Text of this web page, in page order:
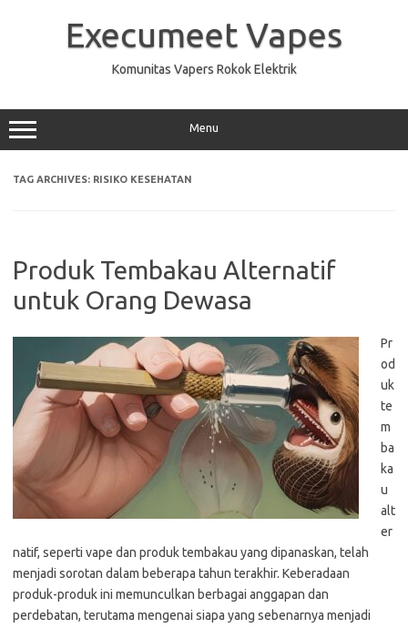
Execumeet Vapes
Komunitas Vapers Rokok Elektrik
Menu
TAG ARCHIVES: RISIKO KESEHATAN
Produk Tembakau Alternatif
untuk Orang Dewasa
Pr
od
uk
te
m
ba
ka
u
alt
er
natif, seperti vape dan produk tembakau yang dipanaskan, telah
menjadi sorotan dalam beberapa tahun terakhir. Keberadaan
produk-produk ini memunculkan berbagai anggapan dan
perdebatan, terutama mengenai siapa yang sebenarnya menjadi